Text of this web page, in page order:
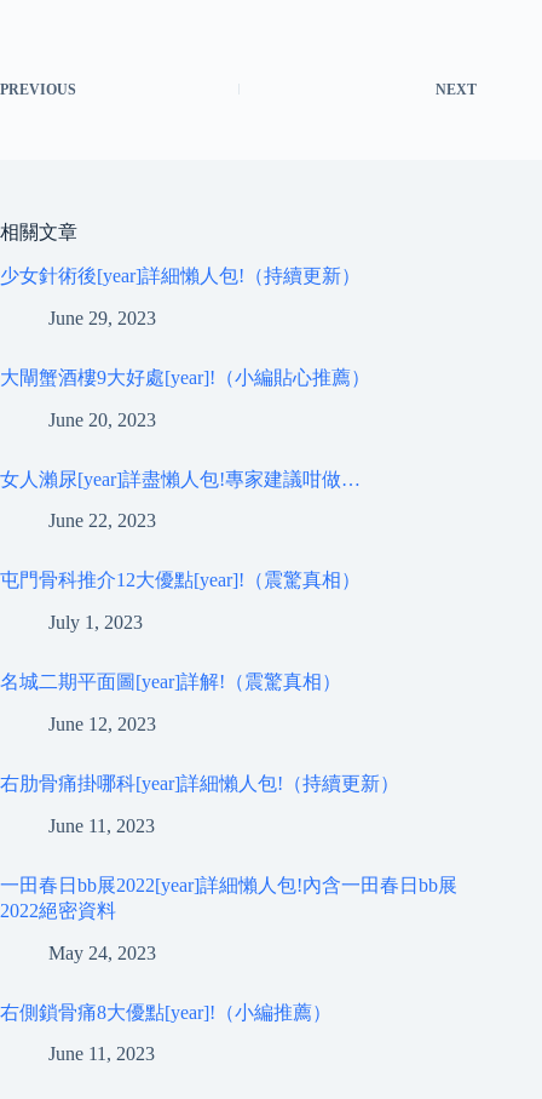
PREVIOUS NEXT
相關文章
少女針術後[year]詳細懶人包!（持續更新）
June 29, 2023
大閘蟹酒樓9大好處[year]!（小編貼心推薦）
June 20, 2023
女人瀨尿[year]詳盡懶人包!專家建議咁做…
June 22, 2023
屯門骨科推介12大優點[year]!（震驚真相）
July 1, 2023
名城二期平面圖[year]詳解!（震驚真相）
June 12, 2023
右肋骨痛掛哪科[year]詳細懶人包!（持續更新）
June 11, 2023
一田春日bb展2022[year]詳細懶人包!內含一田春日bb展
2022絕密資料
May 24, 2023
右側鎖骨痛8大優點[year]!（小編推薦）
June 11, 2023